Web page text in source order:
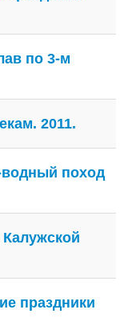
по 3-м
2011.
водный поход
праздники